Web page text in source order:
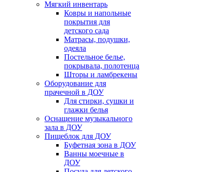
Мягкий инвентарь
Ковры и напольные
покрытия для
детского сада
Матрасы, подушки,
одеяла
Постельное белье,
покрывала, полотенца
Шторы и ламбрекены
Оборудование для
прачечной в ДОУ
Для стирки, сушки и
глажки белья
Оснащение музыкального
зала в ДОУ
Пищеблок для ДОУ
Буфетная зона в ДОУ
Ванны моечные в
ДОУ